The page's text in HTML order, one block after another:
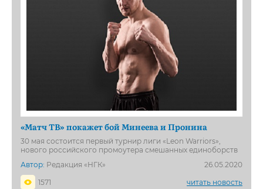
«Матч ТВ» покажет бой Минеева и Пронина
30 мая состоится первый турнир лиги «Leon Warriors»,
нового российского промоутера смешанных единоборств
Автор: Редакция «НГК»
26.05.2020
1571
читать новость